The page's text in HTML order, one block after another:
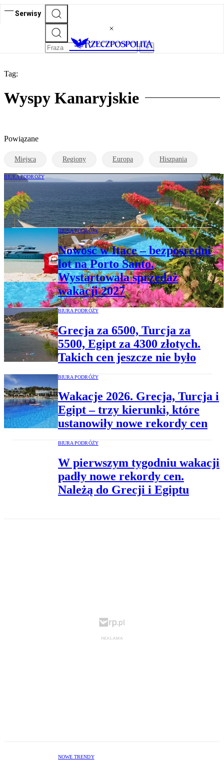
Serwisy
Tag:
Wyspy Kanaryjskie
Powiązane
Miejsca Regiony Europa Hiszpania
BIURA PODRÓŻY
Takich cen last minute w szczycie sezonu
letniego jeszcze nie było. Nowe rekordy
BIURA PODRÓŻY
Nowość w Itace – bezpośredni
lot na Porto Santo.
Wystartowała sprzedaż
wakacji 2027
BIURA PODRÓŻY
Grecja za 6500, Turcja za
5500, Egipt za 4300 złotych.
Takich cen jeszcze nie było
BIURA PODRÓŻY
Wakacje 2026. Grecja, Turcja i
Egipt – trzy kierunki, które
ustanowiły nowe rekordy cen
BIURA PODRÓŻY
W pierwszym tygodniu wakacji
padły nowe rekordy cen.
Należą do Grecji i Egiptu
NOWE TRENDY